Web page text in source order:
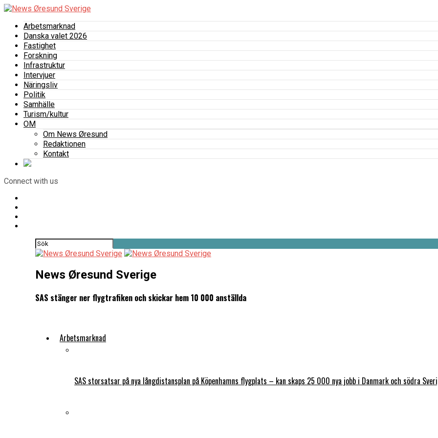
Arbetsmarknad
Danska valet 2026
Fastighet
Forskning
Infrastruktur
Intervjuer
Näringsliv
Politik
Samhälle
Turism/kultur
OM
Om News Øresund
Redaktionen
Kontakt
Connect with us
News Øresund Sverige
SAS stänger ner flygtrafiken och skickar hem 10 000 anställda
Arbetsmarknad
SAS storsatsar på nya långdistansplan på Köpenhamns flygplats – kan skaps 25 000 nya jobb i Danmark och södra